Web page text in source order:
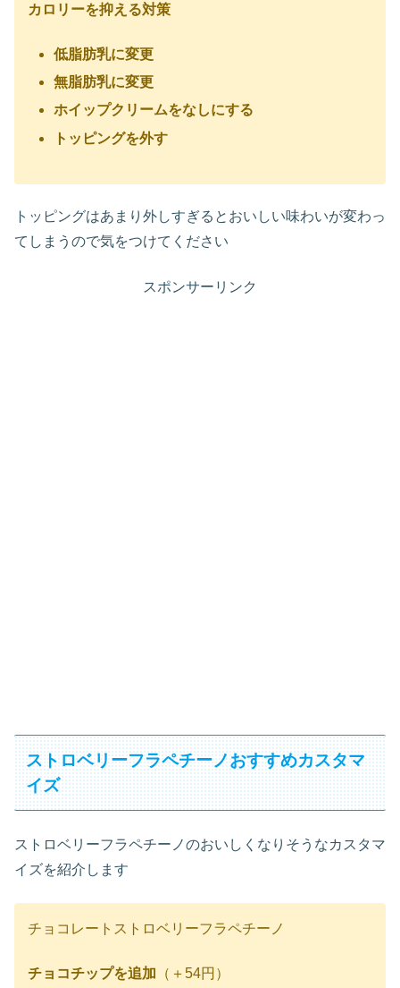
カロリーを抑える対策
低脂肪乳に変更
無脂肪乳に変更
ホイップクリームをなしにする
トッピングを外す
トッピングはあまり外しすぎるとおいしい味わいが変わっ
てしまうので気をつけてください
スポンサーリンク
ストロベリーフラペチーノおすすめカスタマ
イズ
ストロベリーフラペチーノのおいしくなりそうなカスタマ
イズを紹介します
チョコレートストロベリーフラペチーノ
チョコチップを追加 （＋54円）